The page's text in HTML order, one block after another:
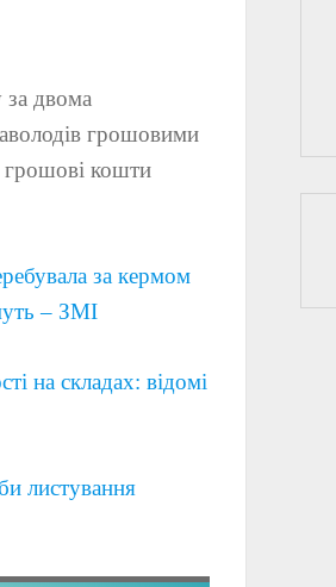
за двома
грошовими
кошти
за кермом
– ЗМІ
на складах: відомі
листування